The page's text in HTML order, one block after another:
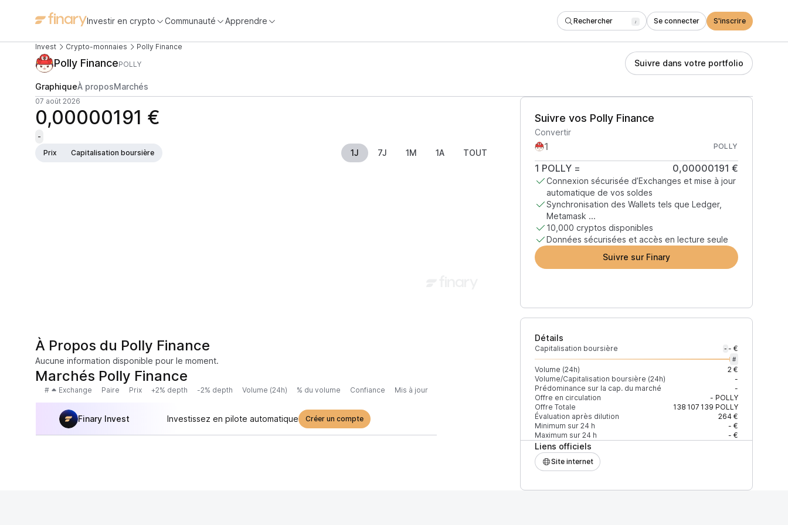
Investir en crypto Communauté Apprendre Rechercher / Se connecter S'inscrire
Invest Crypto-monnaies Polly Finance
Polly FinancePOLLY Suivre dans votre portfolio
GraphiqueÀ proposMarchés
07 août 2026
0,00000191 €
-
Prix
Capitalisation boursière 1J 7J 1M 1A TOUT
Suivre vos Polly Finance
Convertir
POLLY
1 POLLY= 0,00000191 €
Connexion sécurisée d’Exchanges et mise à jour
automatique de vos soldes
Synchronisation des Wallets tels que Ledger,
Metamask ...
10,000 cryptos disponibles
Données sécurisées et accès en lecture seule
Suivre sur Finary
Détails
Capitalisation boursière - - €
#
Volume (24h)
2 €
Volume/Capitalisation boursière (24h)
-
Prédominance sur la cap. du marché
-
Offre en circulation
- POLLY
Offre Totale
138 107 139 POLLY
Évaluation après dilution
264 €
Minimum sur 24 h
- €
Maximum sur 24 h
- €
Liens officiels
Site internet
À Propos du Polly Finance
Aucune information disponible pour le moment.
Marchés Polly Finance
# Exchange Paire Prix +2% depth -2% depth Volume (24h) % du volume Confiance Mis à jour
Finary Invest Investissez en pilote automatique Créer un compte